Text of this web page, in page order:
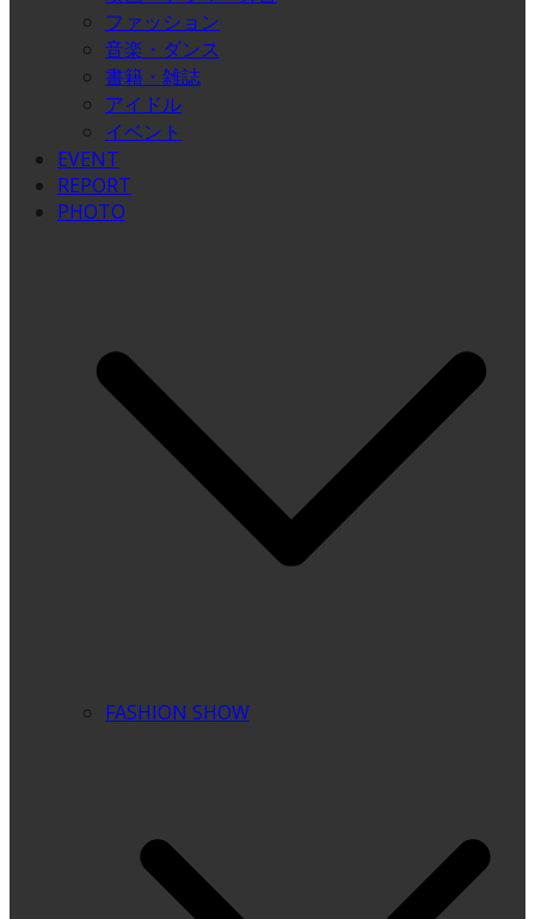
ファッション
音楽・ダンス
書籍・雑誌
アイドル
イベント
EVENT
REPORT
PHOTO
FASHION SHOW